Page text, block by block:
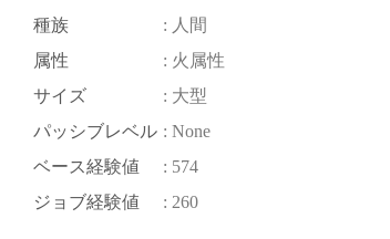
種族
: 人間
属性
: 火属性
サイズ
: 大型
パッシブレベル : None
ベース経験値
: 574
ジョブ経験値
: 260